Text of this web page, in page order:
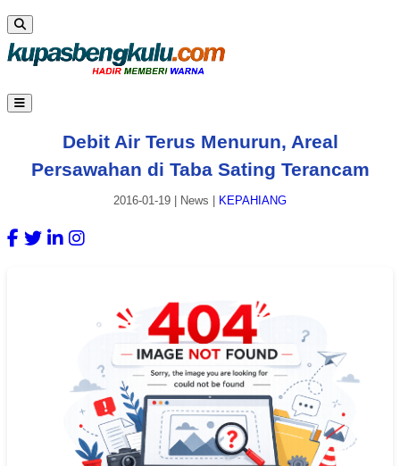
Debit Air Terus Menurun, Areal
Persawahan di Taba Sating Terancam
2016-01-19 News KEPAHIANG